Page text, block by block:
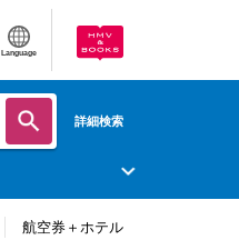
Language
詳細検索
航空券＋ホテル